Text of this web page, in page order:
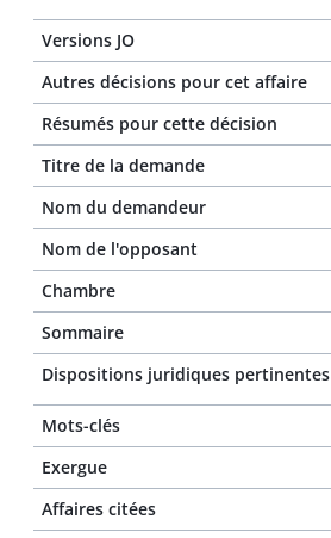
Versions JO
Autres décisions pour cet affaire
Résumés pour cette décision
Titre de la demande
Nom du demandeur
Nom de l'opposant
Chambre
Sommaire
Dispositions juridiques pertinentes
Mots-clés
Exergue
Affaires citées